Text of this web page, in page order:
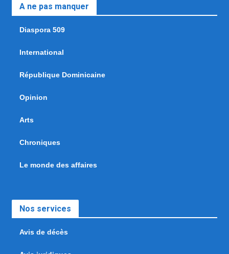
A ne pas manquer
Diaspora 509
International
République Dominicaine
Opinion
Arts
Chroniques
Le monde des affaires
Nos services
Avis de décès